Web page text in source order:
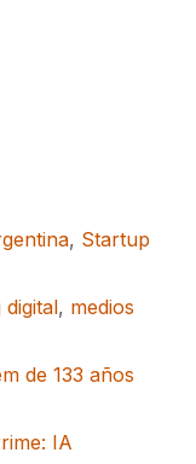
, Startup
digital, medios
de 133 años
IA